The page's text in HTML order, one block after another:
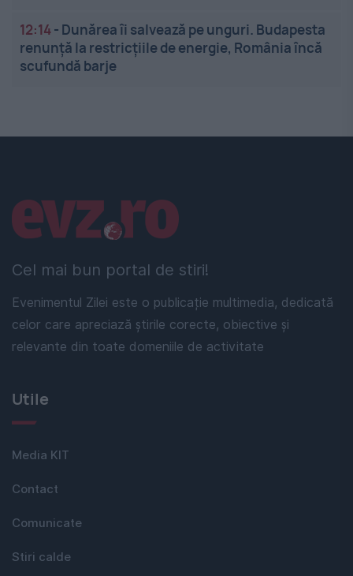
12:14- Dunărea îi salvează pe unguri. Budapesta
renunță la restricțiile de energie, România încă
scufundă barje
Cel mai bun portal de stiri!
Evenimentul Zilei este o publicație multimedia, dedicată
celor care apreciază știrile corecte, obiective și
relevante din toate domeniile de activitate
Linkuri utile
Utile
Media KIT
Contact
Comunicate
Stiri calde